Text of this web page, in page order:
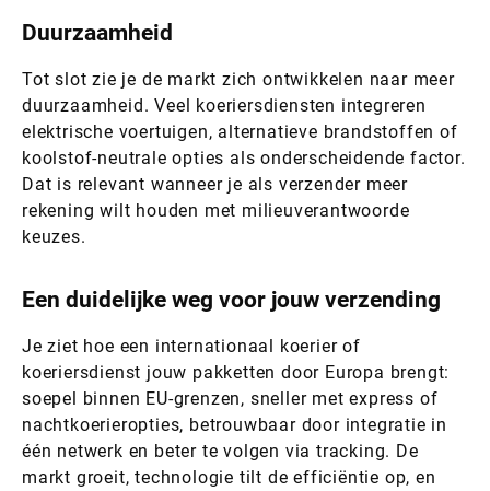
Duurzaamheid
Tot slot zie je de markt zich ontwikkelen naar meer
duurzaamheid. Veel koeriersdiensten integreren
elektrische voertuigen, alternatieve brandstoffen of
koolstof-neutrale opties als onderscheidende factor.
Dat is relevant wanneer je als verzender meer
rekening wilt houden met milieuverantwoorde
keuzes.
Een duidelijke weg voor jouw verzending
Je ziet hoe een internationaal koerier of
koeriersdienst jouw pakketten door Europa brengt:
soepel binnen EU-grenzen, sneller met express of
nachtkoerieropties, betrouwbaar door integratie in
één netwerk en beter te volgen via tracking. De
markt groeit, technologie tilt de efficiëntie op, en